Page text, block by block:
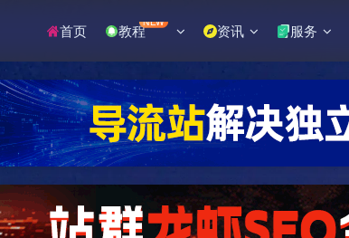
首页 教程NEW 资讯 服务